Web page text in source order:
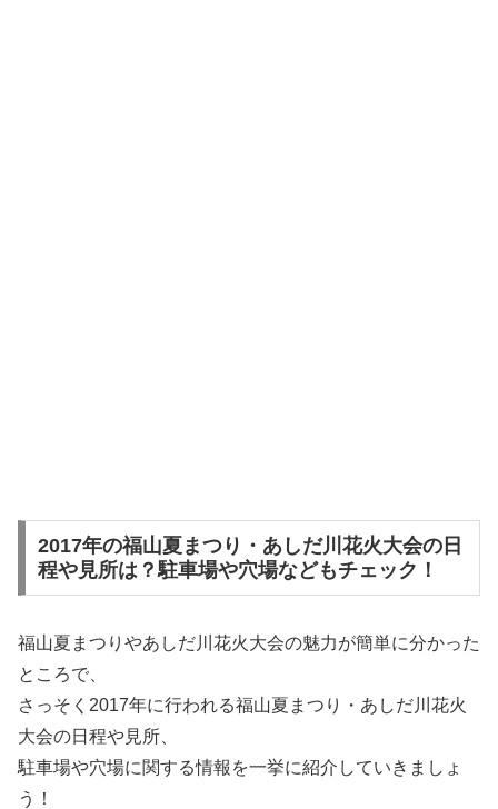
2017年の福山夏まつり・あしだ川花火大会の日
程や見所は？駐車場や穴場などもチェック！
福山夏まつりやあしだ川花火大会の魅力が簡単に分かった
ところで、
さっそく2017年に行われる福山夏まつり・あしだ川花火
大会の日程や見所、
駐車場や穴場に関する情報を一挙に紹介していきましょ
う！